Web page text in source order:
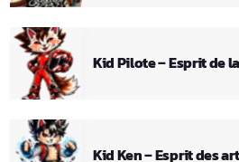
Kid Pilote – Esprit de
Kid Ken – Esprit des